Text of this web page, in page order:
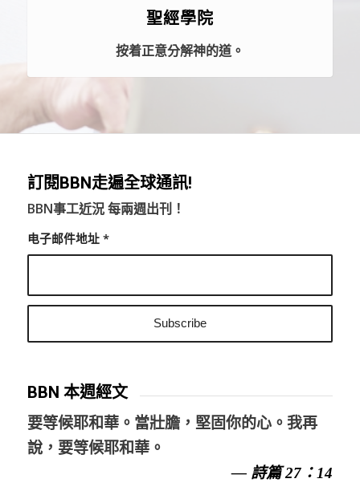
聖經學院
按着正意分解神的道。
訂閱BBN走遍全球通訊!
BBN事工近況 每兩週出刊！
电子邮件地址 *
BBN 本週經文
要等候耶和華。當壯膽，堅固你的心。我再
說，要等候耶和華。
— 詩篇 27：14